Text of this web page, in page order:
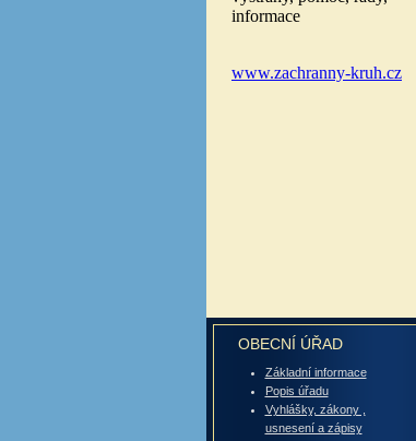
OBECNÍ ÚŘAD
Základní informace
Popis úřadu
Vyhlášky, zákony ,
usnesení a zápisy